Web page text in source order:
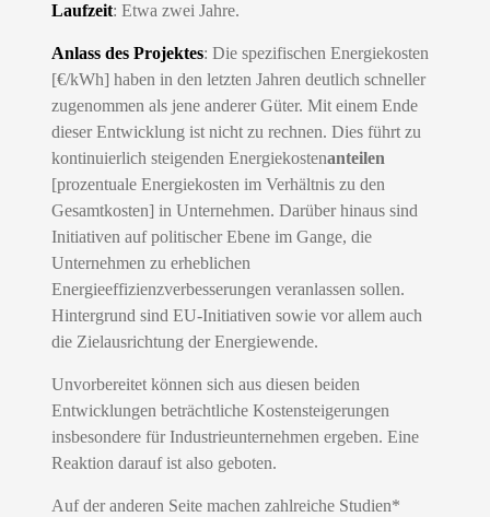
Laufzeit: Etwa zwei Jahre.
Anlass des Projektes: Die spezifischen Energiekosten
[€/kWh] haben in den letzten Jahren deutlich schneller
zugenommen als jene anderer Güter. Mit einem Ende
dieser Entwicklung ist nicht zu rechnen. Dies führt zu
kontinuierlich steigenden Energiekostenanteilen
[prozentuale Energiekosten im Verhältnis zu den
Gesamtkosten] in Unternehmen. Darüber hinaus sind
Initiativen auf politischer Ebene im Gange, die
Unternehmen zu erheblichen
Energieeffizienzverbesserungen veranlassen sollen.
Hintergrund sind EU-Initiativen sowie vor allem auch
die Zielausrichtung der Energiewende.
Unvorbereitet können sich aus diesen beiden
Entwicklungen beträchtliche Kostensteigerungen
insbesondere für Industrieunternehmen ergeben. Eine
Reaktion darauf ist also geboten.
Auf der anderen Seite machen zahlreiche Studien*